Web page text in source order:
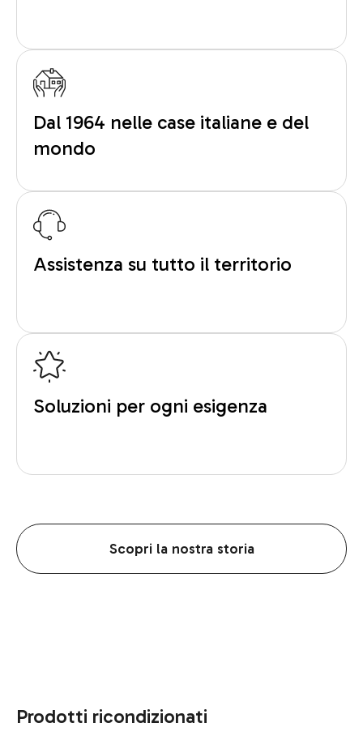
Dal 1964 nelle case italiane e del
mondo
Assistenza su tutto il territorio
Soluzioni per ogni esigenza
Scopri la nostra storia
Prodotti ricondizionati